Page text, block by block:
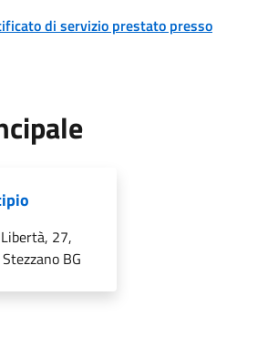
di servizio prestato presso
27,
BG